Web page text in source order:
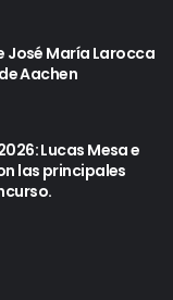
José María Larocca
Aachen
Lucas Mesa e
las principales